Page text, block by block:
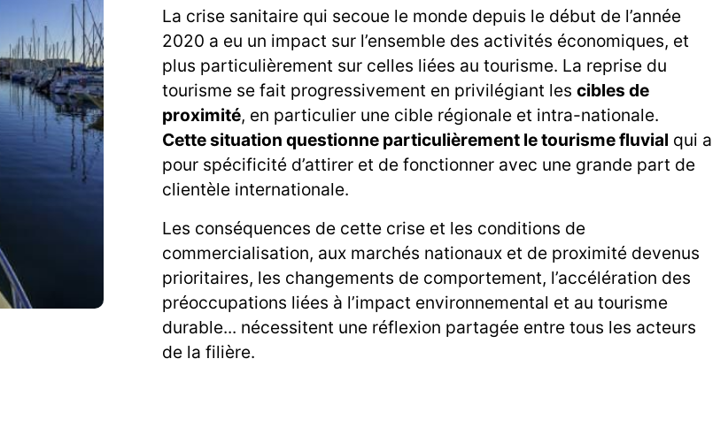
La crise sanitaire qui secoue le monde depuis le début de l’année
2020 a eu un impact sur l’ensemble des activités économiques, et
plus particulièrement sur celles liées au tourisme. La reprise du
tourisme se fait progressivement en privilégiant les cibles de
proximité, en particulier une cible régionale et intra-nationale.
Cette situation questionne particulièrement le tourisme fluvial qui a
pour spécificité d’attirer et de fonctionner avec une grande part de
clientèle internationale.
Les conséquences de cette crise et les conditions de
commercialisation, aux marchés nationaux et de proximité devenus
prioritaires, les changements de comportement, l’accélération des
préoccupations liées à l’impact environnemental et au tourisme
durable... nécessitent une réflexion partagée entre tous les acteurs
de la filière.